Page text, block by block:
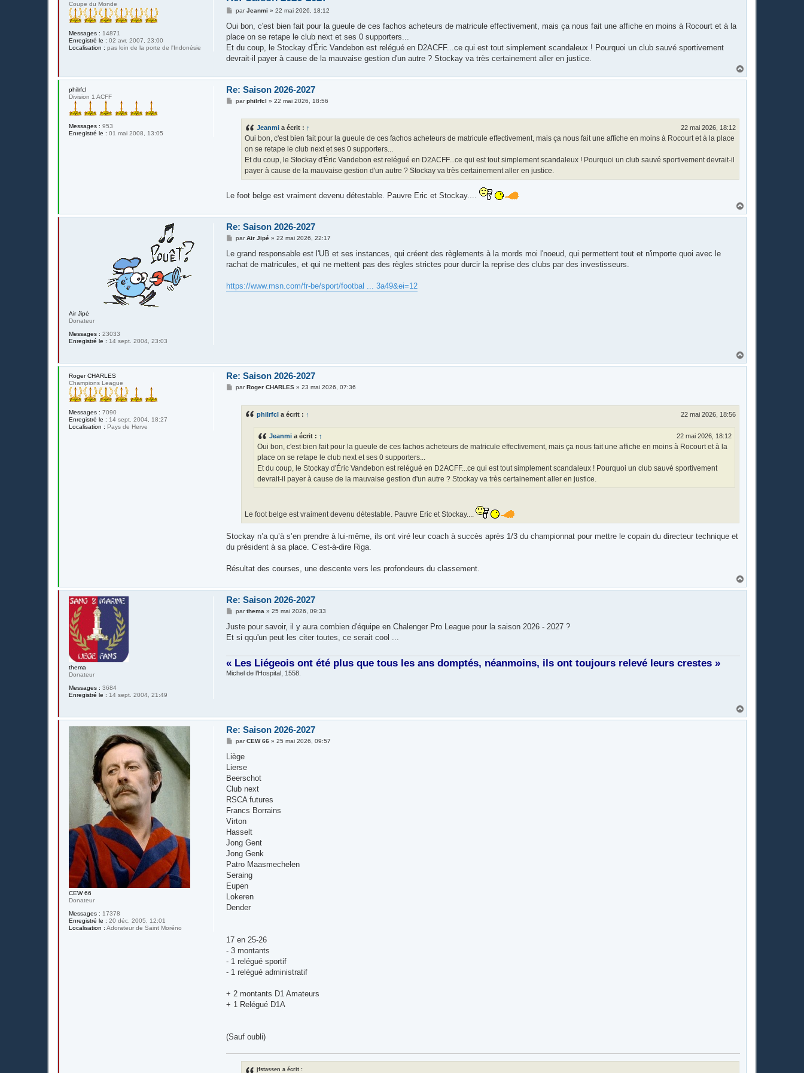
Coupe du Monde
Messages : 14871
Enregistré le : 02 avr. 2007, 23:00
Localisation : pas loin de la porte de l'Indonésie
M
s
a
g
parJeanmi »22 mai 2026, 18:12
Oui bon, c'est bien fait pour la gueule de ces fachos acheteurs de matricule effectivement, mais ça nous fait une affiche en moins à Rocourt et à la
place on se retape le club next et ses 0 supporters...
Et du coup, le Stockay d'Éric Vandebon est relégué en D2ACFF...ce qui est tout simplement scandaleux ! Pourquoi un club sauvé sportivement
devrait-il payer à cause de la mauvaise gestion d'un autre ? Stockay va très certainement aller en justice.
a
philrfcl
Division 1 ACFF
Messages : 953
Enregistré le : 01 mai 2008, 13:05
Re: Saison 2026-2027
Mparphilrfcl »22 mai 2026, 18:56
Jeanmi a écrit : ↑ 22 mai 2026, 18:12
Oui bon, c'est bien fait pour la gueule de ces fachos acheteurs de matricule effectivement, mais ça nous fait une affiche en moins à Rocourt et à la place
on se retape le club next et ses 0 supporters...
Et du coup, le Stockay d'Éric Vandebon est relégué en D2ACFF...ce qui est tout simplement scandaleux ! Pourquoi un club sauvé sportivement devrait-il
payer à cause de la mauvaise gestion d'un autre ? Stockay va très certainement aller en justice.
Le foot belge est vraiment devenu détestable. Pauvre Eric et Stockay....
a
Air Jipé
Donateur
Messages : 23033
Enregistré le : 14 sept. 2004, 23:03
Re: Saison 2026-2027
M
s
a
parAir Jipé »22 mai 2026, 22:17
Le grand responsable est l'UB et ses instances, qui créent des règlements à la mords moi l'noeud, qui permettent tout et n'importe quoi avec le
rachat de matricules, et qui ne mettent pas des règles strictes pour durcir la reprise des clubs par des investisseurs.
https://www.msn.com/fr-be/sport/footbal ... 3a49&ei=12
a
Roger CHARLES
Champions League
Messages : 7090
Enregistré le : 14 sept. 2004, 18:27
Localisation : Pays de Herve
Re: Saison 2026-2027
MparRoger CHARLES »23 mai 2026, 07:36
philrfcl a écrit : ↑ 22 mai 2026, 18:56
Jeanmi a écrit : ↑ 22 mai 2026, 18:12
Oui bon, c'est bien fait pour la gueule de ces fachos acheteurs de matricule effectivement, mais ça nous fait une affiche en moins à Rocourt et à la
place on se retape le club next et ses 0 supporters...
Et du coup, le Stockay d'Éric Vandebon est relégué en D2ACFF...ce qui est tout simplement scandaleux ! Pourquoi un club sauvé sportivement
devrait-il payer à cause de la mauvaise gestion d'un autre ? Stockay va très certainement aller en justice.
Le foot belge est vraiment devenu détestable. Pauvre Eric et Stockay....
Stockay n’a qu’à s’en prendre à lui-même, ils ont viré leur coach à succès après 1/3 du championnat pour mettre le copain du directeur technique et
du président à sa place. C’est-à-dire Riga.
Résultat des courses, une descente vers les profondeurs du classement.
a
thema
Donateur
Messages : 3684
Enregistré le : 14 sept. 2004, 21:49
Re: Saison 2026-2027
M
s
a
parthema »25 mai 2026, 09:33
Juste pour savoir, il y aura combien d'équipe en Chalenger Pro League pour la saison 2026 - 2027 ?
Et si qqu'un peut les citer toutes, ce serait cool ...
« Les Liégeois ont été plus que tous les ans domptés, néanmoins, ils ont toujours relevé leurs crestes »
Michel de l’Hospital, 1558.
a
CEW 66
Donateur
Messages : 17378
Enregistré le : 20 déc. 2005, 12:01
Localisation : Adorateur de Saint Moréno
Re: Saison 2026-2027
M
s
a
g
parCEW 66 »25 mai 2026, 09:57
Liège
Lierse
Beerschot
Club next
RSCA futures
Francs Borrains
Virton
Hasselt
Jong Gent
Jong Genk
Patro Maasmechelen
Seraing
Eupen
Lokeren
Dender
17 en 25-26
- 3 montants
- 1 relégué sportif
- 1 relégué administratif
+ 2 montants D1 Amateurs
+ 1 Relégué D1A
(Sauf oubli)
jfstassen a écrit :